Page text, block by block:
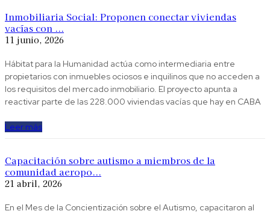
Inmobiliaria Social: Proponen conectar viviendas
vacías con ...
11 junio, 2026
Hábitat para la Humanidad actúa como intermediaria entre
propietarios con inmuebles ociosos e inquilinos que no acceden a
los requisitos del mercado inmobiliario. El proyecto apunta a
reactivar parte de las 228.000 viviendas vacías que hay en CABA
Leer más
Capacitación sobre autismo a miembros de la
comunidad aeropo...
21 abril, 2026
En el Mes de la Concientización sobre el Autismo, capacitaron al